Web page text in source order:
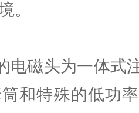
。
电磁头为一体式
和特殊的低功